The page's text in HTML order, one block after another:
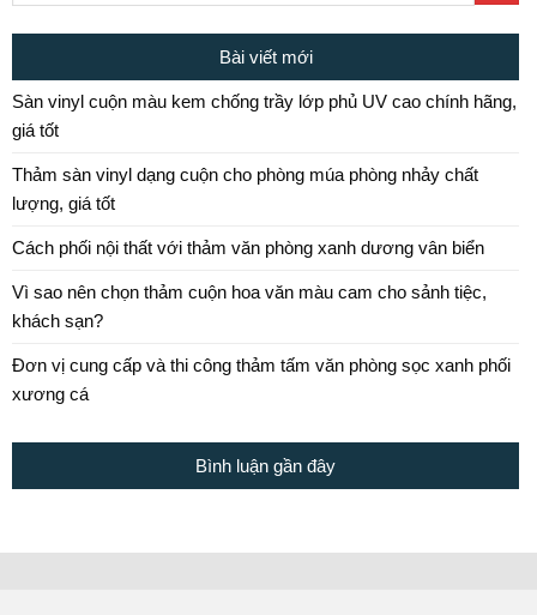
Bài viết mới
Sàn vinyl cuộn màu kem chống trầy lớp phủ UV cao chính hãng,
giá tốt
Thảm sàn vinyl dạng cuộn cho phòng múa phòng nhảy chất
lượng, giá tốt
Cách phối nội thất với thảm văn phòng xanh dương vân biển
Vì sao nên chọn thảm cuộn hoa văn màu cam cho sảnh tiệc,
khách sạn?
Đơn vị cung cấp và thi công thảm tấm văn phòng sọc xanh phối
xương cá
Bình luận gần đây